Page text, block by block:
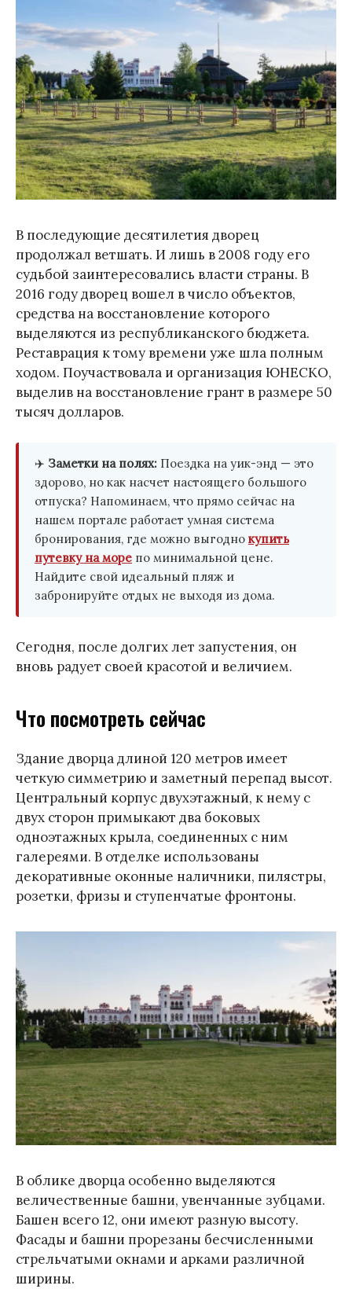
В последующие десятилетия дворец
продолжал ветшать. И лишь в 2008 году его
судьбой заинтересовались власти страны. В
2016 году дворец вошел в число объектов,
средства на восстановление которого
выделяются из республиканского бюджета.
Реставрация к тому времени уже шла полным
ходом. Поучаствовала и организация ЮНЕСКО,
выделив на восстановление грант в размере 50
тысяч долларов.
✈️ Заметки на полях: Поездка на уик-энд — это
здорово, но как насчет настоящего большого
отпуска? Напоминаем, что прямо сейчас на
нашем портале работает умная система
бронирования, где можно выгодно купить
путевку на море по минимальной цене.
Найдите свой идеальный пляж и
забронируйте отдых не выходя из дома.
Сегодня, после долгих лет запустения, он
вновь радует своей красотой и величием.
Что посмотреть сейчас
Здание дворца длиной 120 метров имеет
четкую симметрию и заметный перепад высот.
Центральный корпус двухэтажный, к нему с
двух сторон примыкают два боковых
одноэтажных крыла, соединенных с ним
галереями. В отделке использованы
декоративные оконные наличники, пилястры,
розетки, фризы и ступенчатые фронтоны.
В облике дворца особенно выделяются
величественные башни, увенчанные зубцами.
Башен всего 12, они имеют разную высоту.
Фасады и башни прорезаны бесчисленными
стрельчатыми окнами и арками различной
ширины.